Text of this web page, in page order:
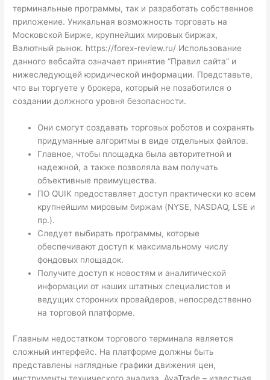
терминальные программы, так и разработать собственное
приложение. Уникальная возможность торговать на
Московской Бирже, крупнейших мировых биржах,
Валютный рынок. https://forex-review.ru/ Использование
данного вебсайта означает принятие “Правил сайта” и
нижеследующей юридической информации. Представьте,
что вы торгуете у брокера, который не позаботился о
создании должного уровня безопасности.
Они смогут создавать торговых роботов и сохранять
придуманные алгоритмы в виде отдельных файлов.
Главное, чтобы площадка была авторитетной и
надежной, а также позволяла вам получать
объективные преимущества.
ПО QUIK предоставляет доступ практически ко всем
крупнейшим мировым биржам (NYSE, NASDAQ, LSE и
пр.).
Следует выбирать программы, которые
обеспечивают доступ к максимальному числу
фондовых площадок.
Получите доступ к новостям и аналитической
информации от наших штатных специалистов и
ведущих сторонних провайдеров, непосредственно
на торговой платформе.
Главным недостатком торгового терминала является
сложный интерфейс. На платформе должны быть
представлены наглядные графики движения цен,
инструменты технического анализа. AvaTrade – известная